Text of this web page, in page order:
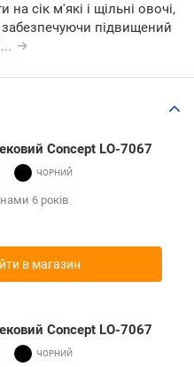
сік м'які і щільні овочі,
забезпечуючи підвищений
...
Concept LO-7067
6 років
в магазин
Concept LO-7067